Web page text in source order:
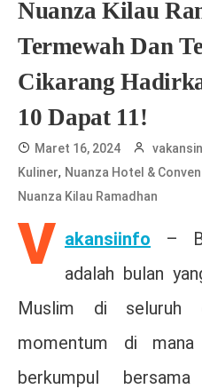
Nuanza Kilau
Termewah Dan
Cikarang
10 Dapat 11!
Maret 16, 2024
Kuliner, Nuanza Hotel &
Nuanza Kilau Ramadhan
V akansiinfo –
adalah bulan
Muslim di seluruh
momentum di
berkumpul